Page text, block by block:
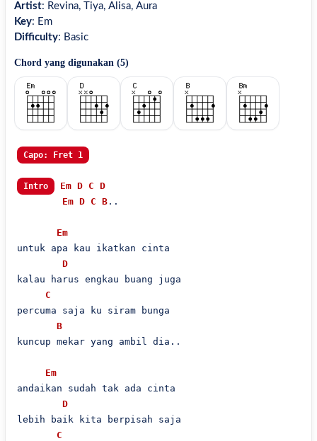
Artist: Revina, Tiya, Alisa, Aura
Key: Em
Difficulty: Basic
Chord yang digunakan (5)
Capo: Fret 1
Intro Em D C D
Em D C B..
Em
untuk apa kau ikatkan cinta
D
kalau harus engkau buang juga
C
percuma saja ku siram bunga
B
kuncup mekar yang ambil dia..
Em
andaikan sudah tak ada cinta
D
lebih baik kita berpisah saja
C